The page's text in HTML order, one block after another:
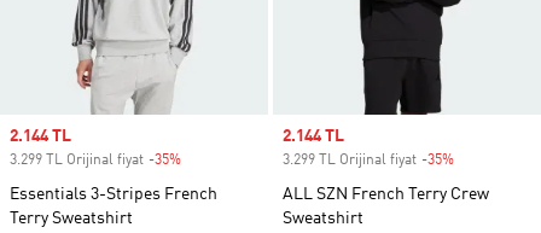
Sale price
2.144 TL
3.299 TL Orijinal fiyat -35%
Essentials 3-Stripes French
Terry Sweatshirt
Sale price
2.144 TL
3.299 TL Orijinal fiyat -35%
ALL SZN French Terry Crew
Sweatshirt